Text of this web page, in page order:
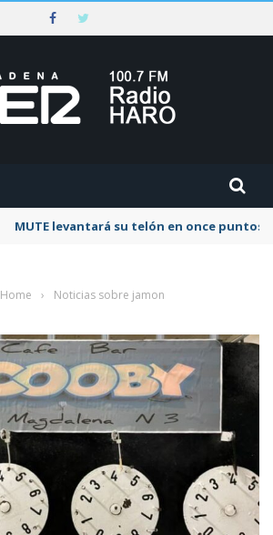
MUTE levantará su telón en once puntos
Home › Noticias sobre jamon